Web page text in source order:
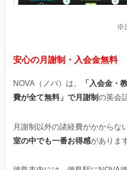
※
安心の月謝制・入会金無料
NOVA（ノバ）は、
「入会金・
費が全て無料」で月謝制の英会
月謝制以外の諸経費がかからな
室の中でも一番お得感がありま